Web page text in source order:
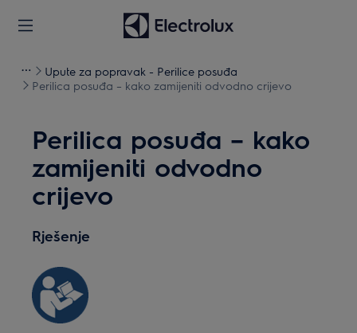
Upute za popravak - Perilice posuđa
Perilica posuđa – kako zamijeniti odvodno crijevo
Perilica posuđa – kako
zamijeniti odvodno
crijevo
Rješenje